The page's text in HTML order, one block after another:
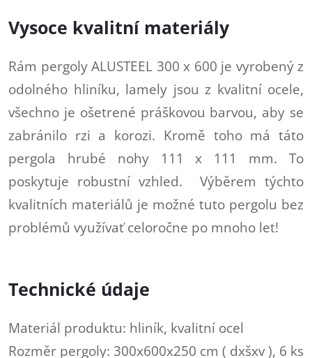
Vysoce kvalitní materiály
Rám pergoly ALUSTEEL 300 x 600 je vyrobený z
odolného hliníku, lamely jsou z kvalitní ocele,
všechno je ošetrené práškovou barvou, aby se
zabránilo rzi a korozi. Kromě toho má táto
pergola hrubé nohy 111 x 111 mm. To
poskytuje robustní vzhled. Výběrem týchto
kvalitních materiálů je možné tuto pergolu bez
problémů využívať celoročne po mnoho let!
Technické údaje
Materiál produktu: hliník, kvalitní ocel
Rozměr pergoly: 300x600x250 cm ( dxšxv ), 6 ks